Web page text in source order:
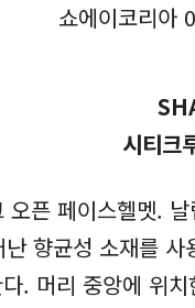
쇼에이코리아
시티크
픈 페이스헬멧.
향균성 소재를
. 머리 중앙에 위